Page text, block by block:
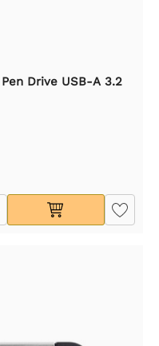
Drive USB-A 3.2